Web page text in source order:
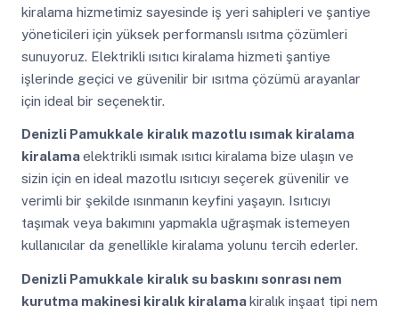
kiralama hizmetimiz sayesinde iş yeri sahipleri ve şantiye
yöneticileri için yüksek performanslı ısıtma çözümleri
sunuyoruz. Elektrikli ısıtıcı kiralama hizmeti şantiye
işlerinde geçici ve güvenilir bir ısıtma çözümü arayanlar
için ideal bir seçenektir.
Denizli Pamukkale kiralık mazotlu ısımak kiralama
kiralamaelektrikli ısımak ısıtıcı kiralama bize ulaşın ve
sizin için en ideal mazotlu ısıtıcıyı seçerek güvenilir ve
verimli bir şekilde ısınmanın keyfini yaşayın. Isıtıcıyı
taşımak veya bakımını yapmakla uğraşmak istemeyen
kullanıcılar da genellikle kiralama yolunu tercih ederler.
Denizli Pamukkale kiralık su baskını sonrası nem
kurutma makinesi kiralık kiralamakiralık inşaat tipi nem